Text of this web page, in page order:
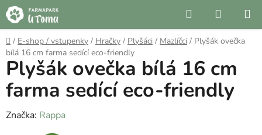
Přejít
na
obsah
Hledat
KOŠÍK
Domů
/ E-shop / vstupenky / Hračky / Plyšáci / Mazlíčci / Plyšák ovečka
bílá 16 cm farma sedící eco-friendly
Plyšák ovečka bílá 16 cm
farma sedící eco-friendly
Značka: Rappa